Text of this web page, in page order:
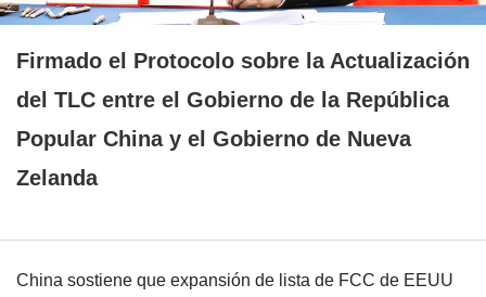
Firmado el Protocolo sobre la Actualización
del TLC entre el Gobierno de la República
Popular China y el Gobierno de Nueva
Zelanda
China sostiene que expansión de lista de FCC de EEUU